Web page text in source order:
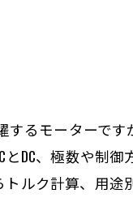
るモーターで
DC、極数や制
ルク計算、用